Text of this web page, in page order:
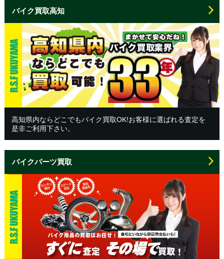
バイク買取高知
高知県内ならどこでもバイク買取OK!お客様に選ばれる査定を
是非ご利用下さい。
バイクパーツ買取